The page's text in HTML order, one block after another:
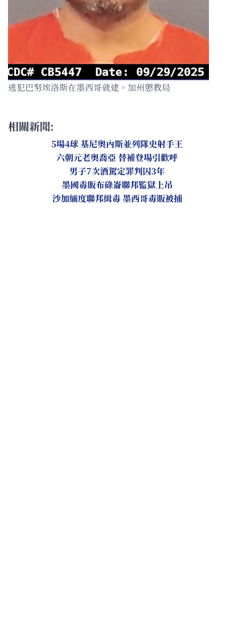
逃犯巴努埃洛斯在墨西哥就逮。加州懲教局
相關新聞:
5場4球 基尼奧內斯並列隊史射手王
六朝元老奧喬亞 替補登場引歡呼
男子7次酒駕定罪判囚3年
墨國毒販布碌崙聯邦監獄上吊
沙加緬度聯邦緝毒 墨西哥毒販被捕